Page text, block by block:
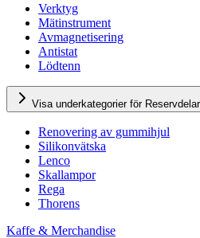
Verktyg
Mätinstrument
Avmagnetisering
Antistat
Lödtenn
Visa underkategorier för Reservdelar
Renovering av gummihjul
Silikonvätska
Lenco
Skallampor
Rega
Thorens
Kaffe & Merchandise